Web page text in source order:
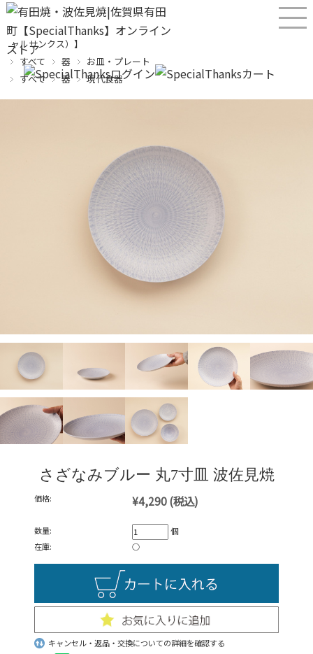
産直！有田焼、波佐見焼オンラインショップ【SPECIALTHANKS（スペシ
ャルサンクス）】
すべて
器
お皿・プレート
すべて
器 現代食器
さざなみブルー 丸7寸皿 波佐見焼
価格: ¥4,290(税込)
数量:
個
在庫:
○
キャンセル・返品・交換についての詳細を確認する